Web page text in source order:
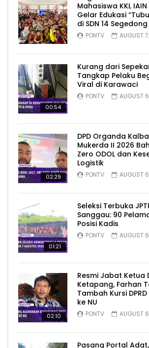
Mahasiswa KKL
Gelar Edukasi
di SDN 14 Segedong
PONTV AUGUST
00:54
Kurang dari
Tangkap Pelaku
Viral di Karawaci
PONTV AUGUST
02:29
DPD Organda
Mukerda II 2026
Zero ODOL dan
Logistik
PONTV AUGUST
01:21
Seleksi Terbuka
Sanggau: 90
Posisi Kadis
PONTV AUGUST
02:10
Resmi Jabat Ketua
Ketapang, Farhan
Tambah Kursi
ke NU
PONTV AUGUST
Pasang Portal